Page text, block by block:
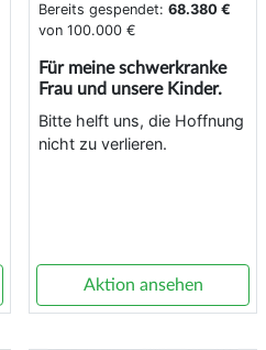
Bereits gespendet: 68.380 €
von 100.000 €
Für meine schwerkranke
Frau und unsere Kinder.
Bitte helft uns, die Hoffnung
nicht zu verlieren.
Aktion ansehen